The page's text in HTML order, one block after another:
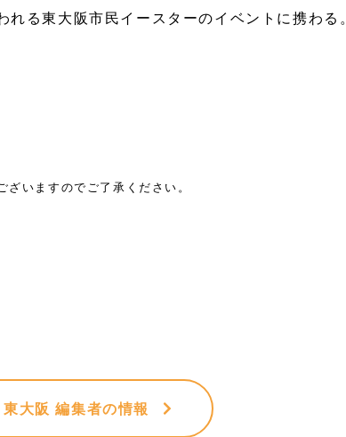
る東大阪市民イースターのイベントに携わる。
いますのでご了承ください。
大阪 編集者の情報